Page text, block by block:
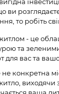
ви
то робіть
- це
та
для вас та
конкретна
виходячи